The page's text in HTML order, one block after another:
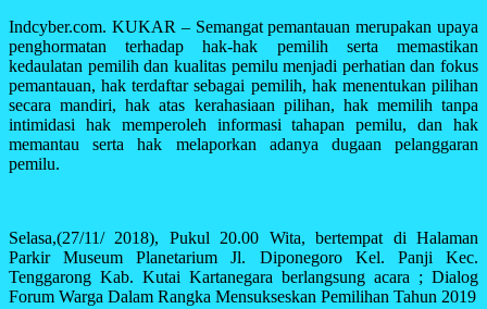
Indcyber.com. KUKAR – Semangat pemantauan merupakan upaya
penghormatan terhadap hak-hak pemilih serta memastikan
kedaulatan pemilih dan kualitas pemilu menjadi perhatian dan fokus
pemantauan, hak terdaftar sebagai pemilih, hak menentukan pilihan
secara mandiri, hak atas kerahasiaan pilihan, hak memilih tanpa
intimidasi hak memperoleh informasi tahapan pemilu, dan hak
memantau serta hak melaporkan adanya dugaan pelanggaran
pemilu.
Selasa,(27/11/ 2018), Pukul 20.00 Wita, bertempat di Halaman
Parkir Museum Planetarium Jl. Diponegoro Kel. Panji Kec.
Tenggarong Kab. Kutai Kartanegara berlangsung acara ; Dialog
Forum Warga Dalam Rangka Mensukseskan Pemilihan Tahun 2019